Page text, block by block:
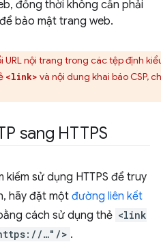
đồng thời không cần phải
bảo mật trang web.
URL nội trang trong các tệp định
<link> và nội dung khai báo CSP,
sang HTTPS
sử dụng HTTPS để truy
hãy đặt một đường liên kết
cách sử dụng thẻ <link
…"/> .